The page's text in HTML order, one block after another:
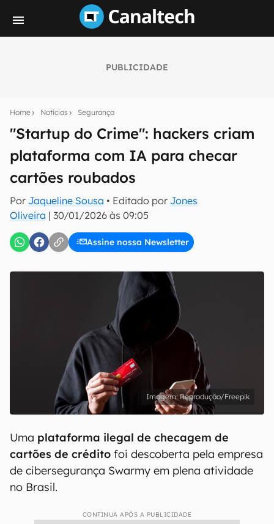
PUBLICIDADE
Home Notícias Segurança
"Startup do Crime": hackers criam
plataforma com IA para checar
cartões roubados
Por Jaqueline Sousa • Editado por Jones
Oliveira | 30/01/2026 às 09:05
Assine nossa Newsletter
notícias e reviews sobre tecnologia em primeira
mão.
E-mail
inscreva-se
Confirmo que li, aceito e concordo com os Termos de
Uso e Política de Privacidade do Canaltech.
Reprodução/Freepik
Uma plataforma ilegal de checagem de
cartões de crédito foi descoberta pela empresa
de cibersegurança Swarmy em plena atividade
no Brasil.
CONTINUA APÓS A PUBLICIDADE